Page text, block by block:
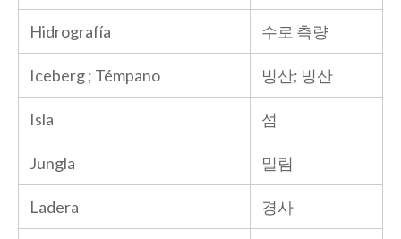
Hidrografía 수로 측량
Iceberg ; Témpano 빙산; 빙산
Isla 섬
Jungla 밀림
Ladera 경사